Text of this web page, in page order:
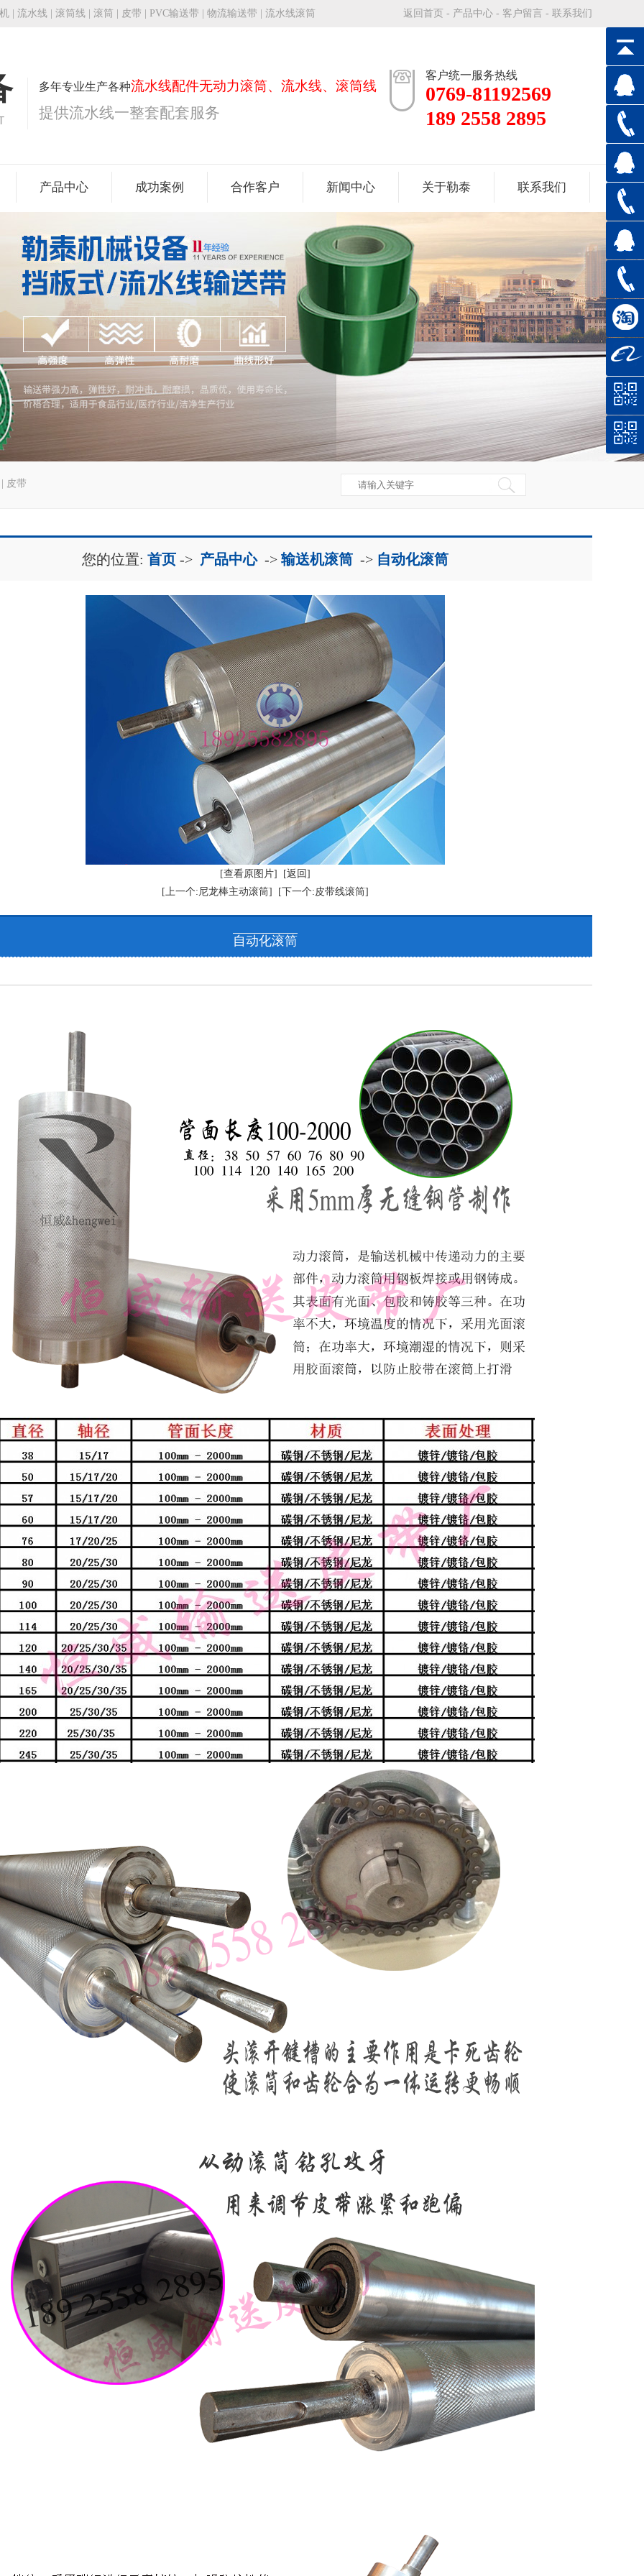
流水线 滚筒线 滚筒 皮带 | PVC输送带 | 物流输送带 | 流水线滚筒 返回首页 - 产品中心 - 客户留言 - 联系我们
多年专业生产各种流水线配件无动力滚筒、流水线、滚筒线
提供流水线一整套配套服务
客户统一服务热线
0769-81192569
189 2558 2895
产品中心 成功案例 合作客户 新闻中心 关于勒泰 联系我们
皮带
您的位置: 首页 -> 产品中心-> 输送机滚筒 -> 自动化滚筒
[查看原图片]
[返回]
[上一个:尼龙棒主动滚筒]
[下一个:皮带线滚筒]
自动化滚筒